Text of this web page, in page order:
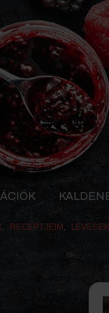
RECEPTJEIM LEVESEK